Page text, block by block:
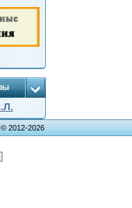
2012-2026